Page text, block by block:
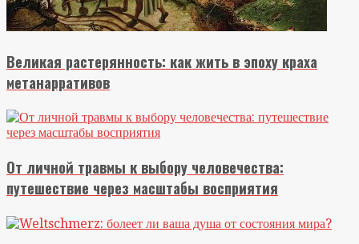
Великая растерянность: как жить в эпоху краха
метанарративов
От личной травмы к выбору человечества:
путешествие через масштабы восприятия